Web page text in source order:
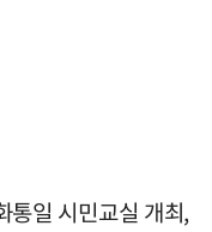
일 시민교실 개최,